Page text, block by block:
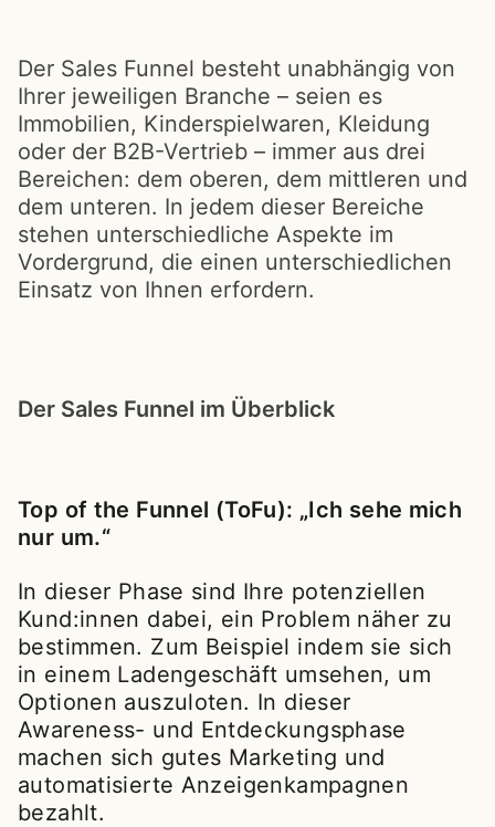
Der Sales Funnel besteht unabhängig von
Ihrer jeweiligen Branche – seien es
Immobilien, Kinderspielwaren, Kleidung
oder der B2B-Vertrieb – immer aus drei
Bereichen: dem oberen, dem mittleren und
dem unteren. In jedem dieser Bereiche
stehen unterschiedliche Aspekte im
Vordergrund, die einen unterschiedlichen
Einsatz von Ihnen erfordern.
Der Sales Funnel im Überblick
Top of the Funnel (ToFu): „Ich sehe mich
nur um.“
In dieser Phase sind Ihre potenziellen
Kund:innen dabei, ein Problem näher zu
bestimmen. Zum Beispiel indem sie sich
in einem Ladengeschäft umsehen, um
Optionen auszuloten. In dieser
Awareness- und Entdeckungsphase
machen sich gutes Marketing und
automatisierte Anzeigenkampagnen
bezahlt.